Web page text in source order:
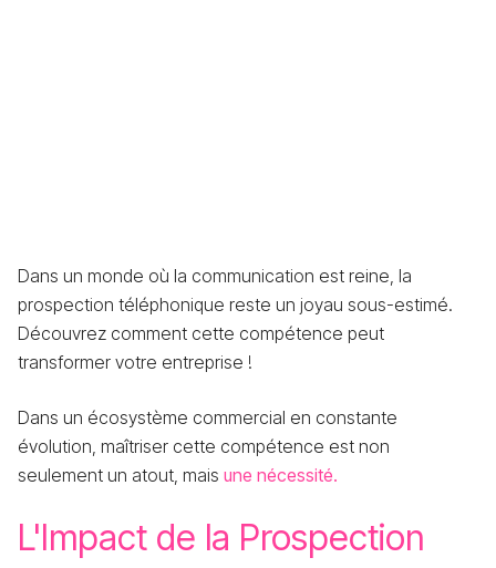
Dans un monde où la communication est reine, la
prospection téléphonique reste un joyau sous-estimé.
Découvrez comment cette compétence peut
transformer votre entreprise !
Dans un écosystème commercial en constante
évolution, maîtriser cette compétence est non
seulement un atout, mais une nécessité.
L'Impact de la Prospection